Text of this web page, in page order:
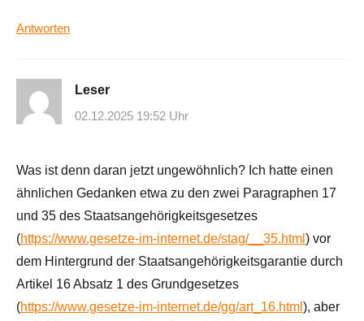
Antworten
Leser
02.12.2025 19:52 Uhr
Was ist denn daran jetzt ungewöhnlich? Ich hatte einen
ähnlichen Gedanken etwa zu den zwei Paragraphen 17
und 35 des Staatsangehörigkeitsgesetzes
(https://www.gesetze-im-internet.de/stag/__35.html ) vor
dem Hintergrund der Staatsangehörigkeitsgarantie durch
Artikel 16 Absatz 1 des Grundgesetzes
(https://www.gesetze-im-internet.de/gg/art_16.html ), aber